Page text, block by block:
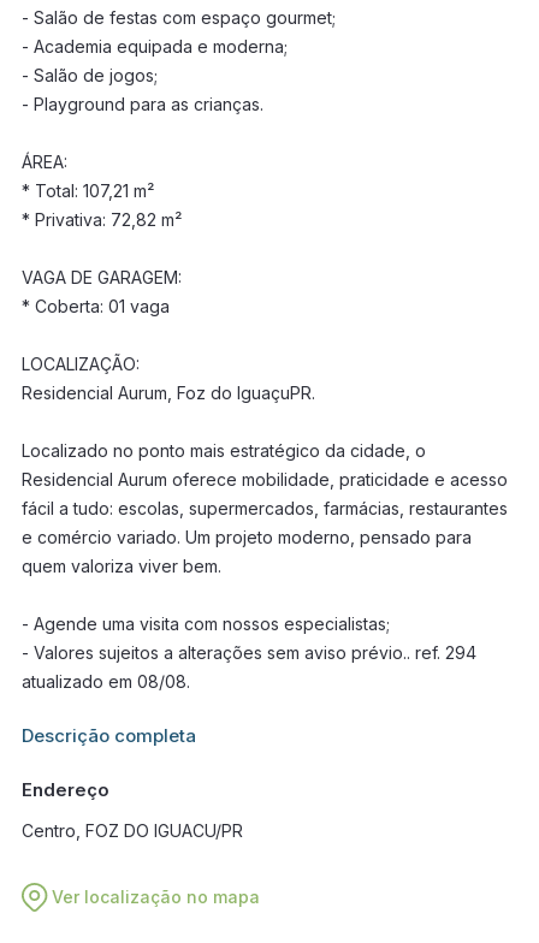
- Salão de festas com espaço gourmet;
- Academia equipada e moderna;
- Salão de jogos;
- Playground para as crianças.
ÁREA:
* Total: 107,21 m²
* Privativa: 72,82 m²
VAGA DE GARAGEM:
* Coberta: 01 vaga
LOCALIZAÇÃO:
Residencial Aurum, Foz do IguaçuPR.
Localizado no ponto mais estratégico da cidade, o
Residencial Aurum oferece mobilidade, praticidade e acesso
fácil a tudo: escolas, supermercados, farmácias, restaurantes
e comércio variado. Um projeto moderno, pensado para
quem valoriza viver bem.
- Agende uma visita com nossos especialistas;
- Valores sujeitos a alterações sem aviso prévio.. ref. 294
atualizado em 08/08.
Informações adicionais sobre este imóvel estarão disponíveis
Descrição completa
Endereço
Centro, FOZ DO IGUACU/PR
Ver localização no mapa